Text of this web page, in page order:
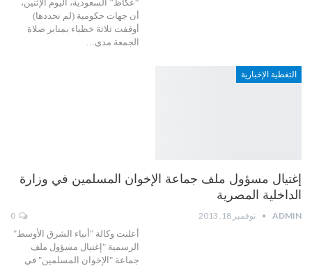
“عكاظ” السعودية، اليوم الإثنين،
أن جهات حكومية (لم تحددها)
أوقفت ثلاثة خطباء بمنابر صلاة
الجمعة مدى…
التغطية الإخبارية
إغتيال مسؤول ملف جماعة الإخوان المسلمين في وزارة
الداخلية المصرية
ADMIN نوفمبر 18, 2013
أعلنت وكالة "أنباء الشرق الأوسط"
الرسمية "إغتيال مسؤول ملف
جماعة "الإخوان المسلمين" في